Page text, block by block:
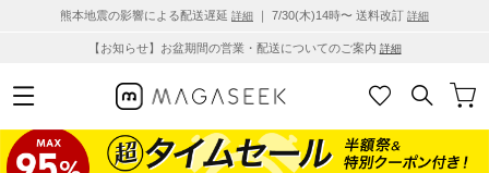
熊本地震の影響による配送遅延 詳細 ｜ 7/30(木)14時〜 送料改訂 詳細
【お知らせ】お盆期間の営業・配送についてのご案内 詳細